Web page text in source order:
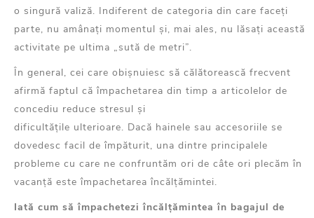
o singură valiză. Indiferent de categoria din care faceți
parte, nu amânați momentul și, mai ales, nu lăsați această
activitate pe ultima „sută de metri”.
În general, cei care obișnuiesc să călătorească frecvent
afirmă faptul că împachetarea din timp a articolelor de
concediu reduce stresul și
dificultățile ulterioare. Dacă hainele sau accesoriile se
dovedesc facil de împăturit, una dintre principalele
probleme cu care ne confruntăm ori de câte ori plecăm în
vacanță este împachetarea încălțămintei.
Iată cum să împachetezi încălțămintea în bagajul de